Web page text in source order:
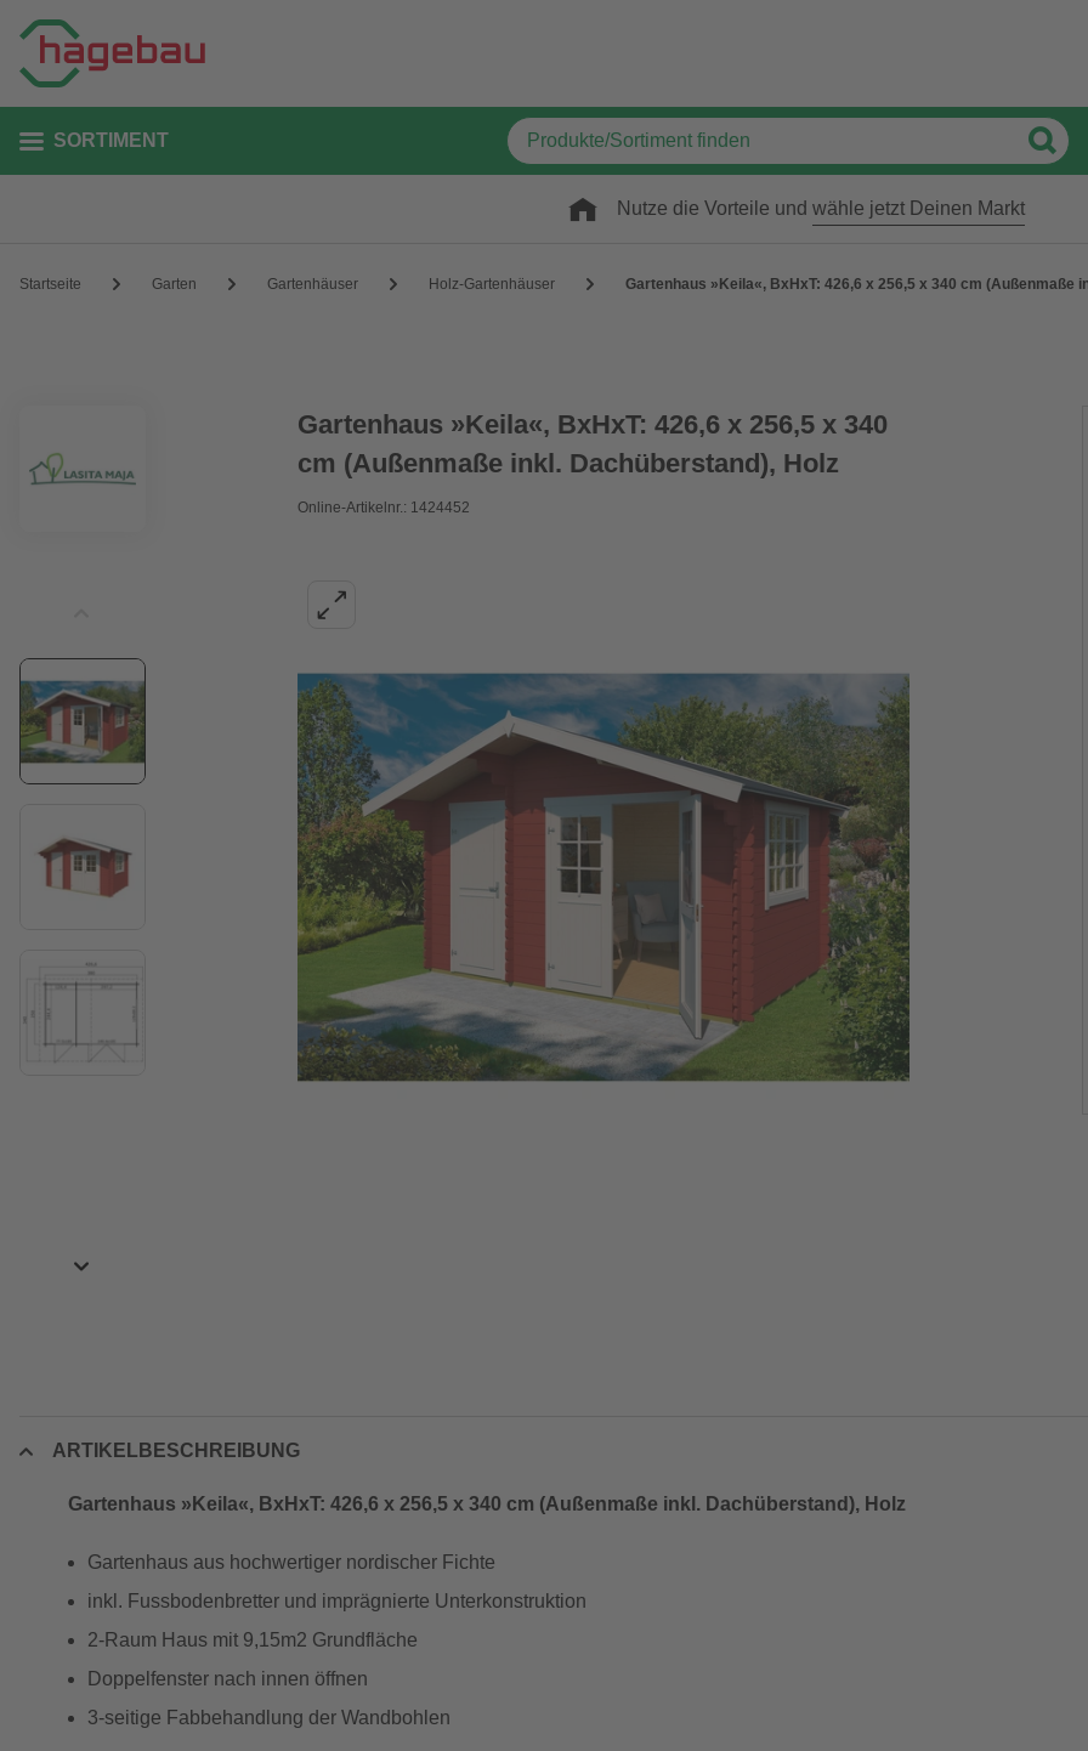
SORTIMENT
Nutze die Vorteile und wähle jetzt Deinen Markt
Startseite Garten Gartenhäuser Holz-Gartenhäuser Gartenhaus »Keila«, BxHxT: 426,6 x 256,5 x 340 cm (Außenmaße
Gartenhaus »Keila«, BxHxT: 426,6 x 256,5 x 340
cm (Außenmaße inkl. Dachüberstand), Holz
Online-Artikelnr.: 1424452
ARTIKELBESCHREIBUNG
Gartenhaus »Keila«, BxHxT: 426,6 x 256,5 x 340 cm (Außenmaße inkl. Dachüberstand), Holz
Gartenhaus aus hochwertiger nordischer Fichte
inkl. Fussbodenbretter und imprägnierte Unterkonstruktion
2-Raum Haus mit 9,15m2 Grundfläche
Doppelfenster nach innen öffnen
3-seitige Fabbehandlung der Wandbohlen